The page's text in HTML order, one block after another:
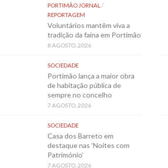
PORTIMÃO JORNAL /
REPORTAGEM
Voluntários mantêm viva a
tradição da faina em Portimão
8 AGOSTO, 2026
SOCIEDADE
Portimão lança a maior obra
de habitação pública de
sempre no concelho
7 AGOSTO, 2026
SOCIEDADE
Casa dos Barreto em
destaque nas ‘Noites com
Património’
7 AGOSTO, 2026